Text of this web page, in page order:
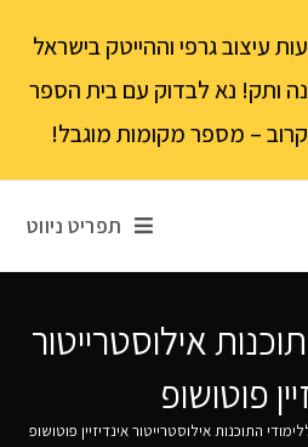
עיצוב גרפי וההייטק בישראל
- עם 15 שנה ותק! נא לבדוק עם בית הספר
– מספר מקומות מוגבל!
תפריט ניווט
אילוסטרייטור
פוטושופ
התוכנות אילוסטרייטור אינדיזיין פוטושופ